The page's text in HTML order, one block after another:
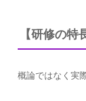
【研修の特
概論ではなく実